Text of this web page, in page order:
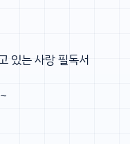
있는 사랑 필독서